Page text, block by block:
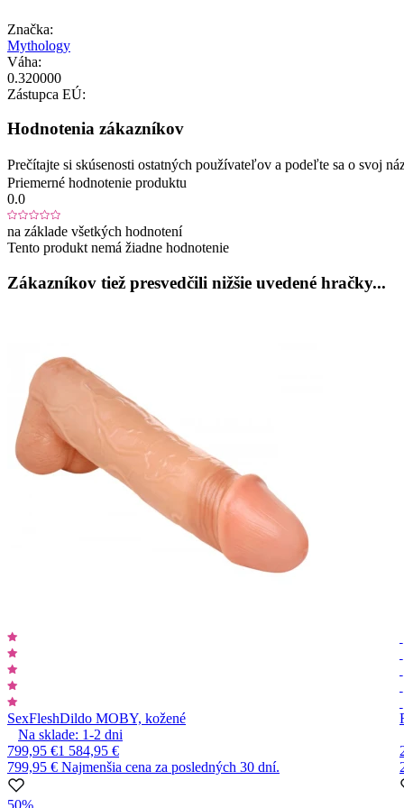
Značka:
Mythology
Váha:
0.320000
Zástupca EÚ:
Hodnotenia zákazníkov
Prečítajte si skúsenosti ostatných používateľov a podeľte sa o svoj
Priemerné hodnotenie produktu
0.0
na základe všetkých hodnotení
Tento produkt nemá žiadne hodnotenie
Zákazníkov tiež presvedčili nižšie uvedené hračky...
SexFleshDildo MOBY, kožené
Na sklade: 1-2 dni
799,95 €1 584,95 €
799,95 € Najmenšia cena za posledných 30 dní.
50%